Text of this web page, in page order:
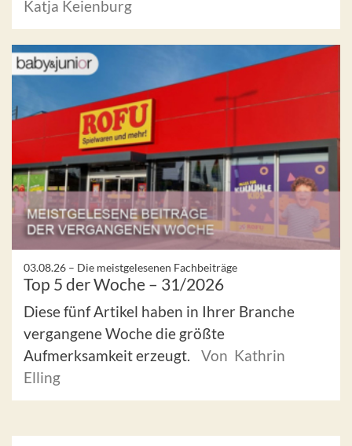
Katja Keienburg
03.08.26 – Die meistgelesenen Fachbeiträge
Top 5 der Woche – 31/2026
Diese fünf Artikel haben in Ihrer Branche
vergangene Woche die größte
Aufmerksamkeit erzeugt.
Von Kathrin
Elling